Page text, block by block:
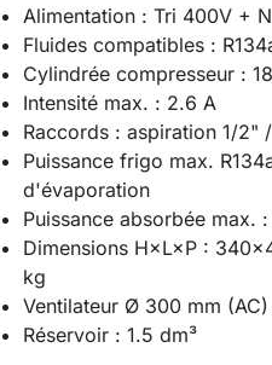
Alimentation : Tri 400V +
Fluides compatibles :
Cylindrée compresseur :
Intensité max. : 2.6 A
Raccords : aspiration 1/2"
Puissance frigo max.
d'évaporation
Puissance absorbée max.
Dimensions H×L×P :
kg
Ventilateur Ø 300 mm
Réservoir : 1.5 dm³